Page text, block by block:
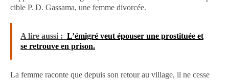
cible P. D. Gassama, une femme divorcée.
A lire aussi : L’émigré veut épouser une prostituée et
se retrouve en prison.
La femme raconte que depuis son retour au village, il ne cesse